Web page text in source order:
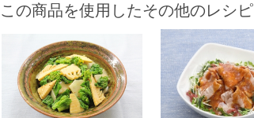
この商品を使用したその他のレシピ